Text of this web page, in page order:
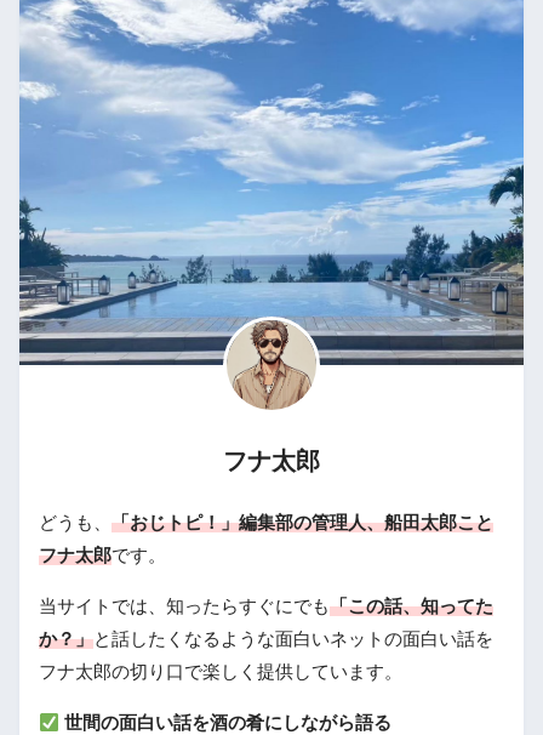
フナ太郎
どうも、 「おじトピ！」編集部の管理人、船田太郎こと
フナ太郎です。
当サイトでは、知ったらすぐにでも「この話、知ってた
か？」と話したくなるような面白いネットの面白い話を
フナ太郎の切り口で楽しく提供しています。
世間の面白い話を酒の肴にしながら語る